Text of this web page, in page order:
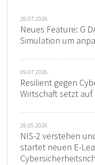
28.07.2026
Neues Feature: G
Simulation um
09.07.2026
Resilient gegen
Wirtschaft setzt
28.05.2026
NIS-2 verstehen
startet neuen E-